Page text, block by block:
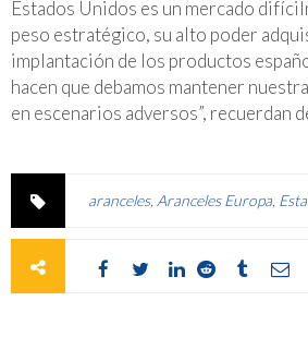
Estados Unidos es un mercado
peso estratégico, su alto poder
implantación de los productos
hacen que debamos mantener
en escenarios adversos”, recuerdan
aranceles, Aranceles Europa